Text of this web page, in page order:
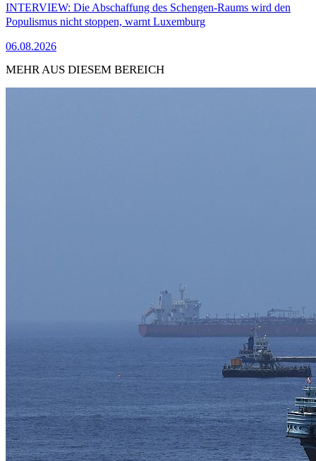
INTERVIEW: Die Abschaffung des Schengen-Raums wird den
Populismus nicht stoppen, warnt Luxemburg
06.08.2026
MEHR AUS DIESEM BEREICH